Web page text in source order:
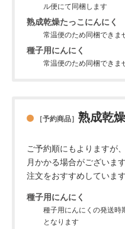
ル便にて同梱します
熟成乾燥たっこにんにく
常温便のため同梱できま
種子用にんにく
常温便のため同梱できま
［予約商品］ 熟成乾
ご予約順にもよりますが
月かかる場合がございま
注文をおすすめしています
種子用にんにく
種子用にんにくの発送時
となります